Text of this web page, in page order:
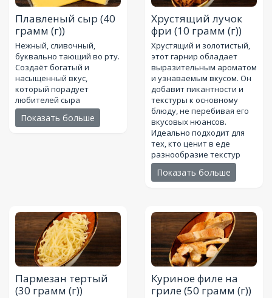
Плавленый сыр (40
грамм (г))
Нежный, сливочный,
буквально тающий во рту.
Создаёт богатый и
насыщенный вкус,
который порадует
любителей сыра
Показать больше
Хрустящий лучок
фри (10 грамм (г))
Хрустящий и золотистый,
этот гарнир обладает
выразительным ароматом
и узнаваемым вкусом. Он
добавит пикантности и
текстуры к основному
блюду, не перебивая его
вкусовых нюансов.
Идеально подходит для
тех, кто ценит в еде
разнообразие текстур
Показать больше
Пармезан тертый
(30 грамм (г))
Куриное филе на
гриле(50 грамм (г))